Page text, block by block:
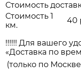
Стоимость
Стоимость 1
км.
40
!!!!!! Для вашего
«Доставка по
(только по